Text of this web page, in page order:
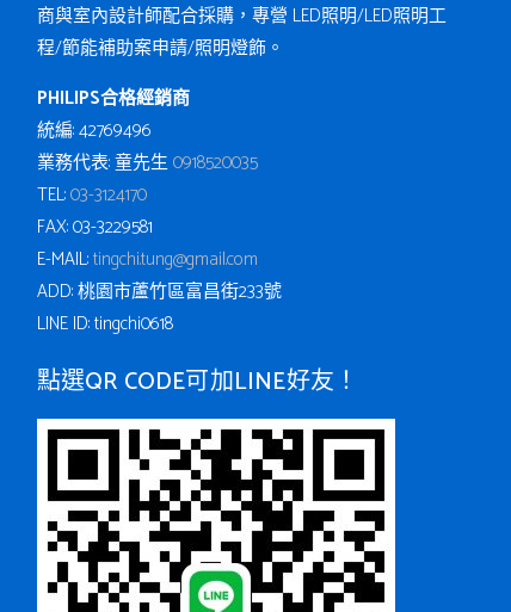
商與室內設計師配合採購，專營 LED照明/LED照明工
程/節能補助案申請/照明燈飾。
PHILIPS合格經銷商
統編: 42769496
業務代表: 童先生0918520035
TEL:03-3124170
FAX: 03-3229581
E-MAIL:tingchi.tung@gmail.com
ADD: 桃園市蘆竹區富昌街233號
LINE ID: tingchi0618
點選QR CODE可加LINE好友！